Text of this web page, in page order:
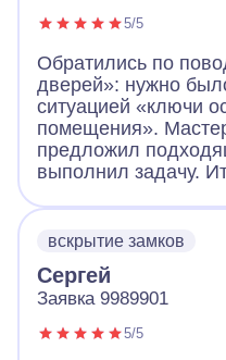
5/5
Обратились по
дверей»: нужно
ситуацией «ключи
помещения».
предложил
выполнил задачу.
вскрытие замков
Сергей
Заявка 9989901
5/5